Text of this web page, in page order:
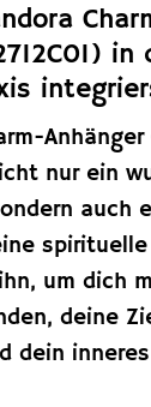
in
Anhänger
nur ein
auch
spirituelle
um dich
deine
dein